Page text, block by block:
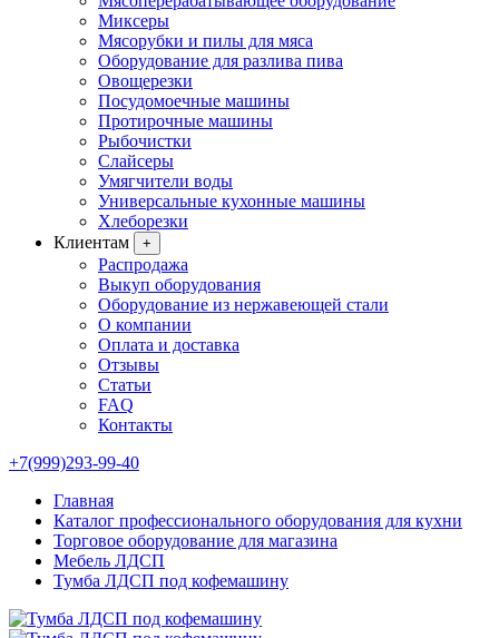
Миксеры
Мясорубки и пилы для мяса
Оборудование для разлива пива
Овощерезки
Посудомоечные машины
Протирочные машины
Рыбочистки
Слайсеры
Умягчители воды
Универсальные кухонные машины
Хлеборезки
Клиентам
+
Распродажа
Выкуп оборудования
Оборудование из нержавеющей стали
О компании
Оплата и доставка
Отзывы
Статьи
FAQ
Контакты
+7(999)293-99-40
Главная
Каталог профессионального оборудования для кухни
Торговое оборудование для магазина
Мебель ЛДСП
Тумба ЛДСП под кофемашину